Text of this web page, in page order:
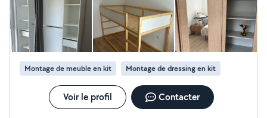
Montage de meuble en kit Montage de dressing en kit
Voir le profil Contacter